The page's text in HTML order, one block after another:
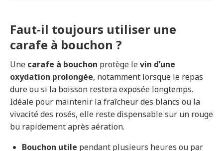
Faut-il toujours utiliser une
carafe à bouchon ?
Une carafe à bouchon protège levin d’une
oxydation prolongée, notamment lorsque le repas
dure ou si la boisson restera exposée longtemps.
Idéale pour maintenir la fraîcheur des blancs ou la
vivacité des rosés, elle reste dispensable sur un rouge
bu rapidement après aération.
Bouchon utile pendant plusieurs heures ou par